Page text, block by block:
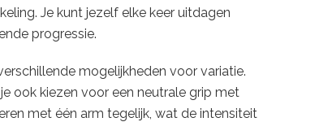
Je kunt jezelf elke keer uitdagen
progressie.
mogelijkheden voor variatie.
ook kiezen voor een neutrale grip met
met één arm tegelijk, wat de intensiteit